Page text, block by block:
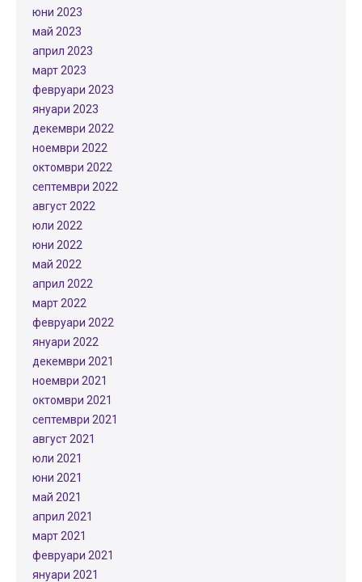
юни 2023
май 2023
април 2023
март 2023
февруари 2023
януари 2023
декември 2022
ноември 2022
октомври 2022
септември 2022
август 2022
юли 2022
юни 2022
май 2022
април 2022
март 2022
февруари 2022
януари 2022
декември 2021
ноември 2021
октомври 2021
септември 2021
август 2021
юли 2021
юни 2021
май 2021
април 2021
март 2021
февруари 2021
януари 2021